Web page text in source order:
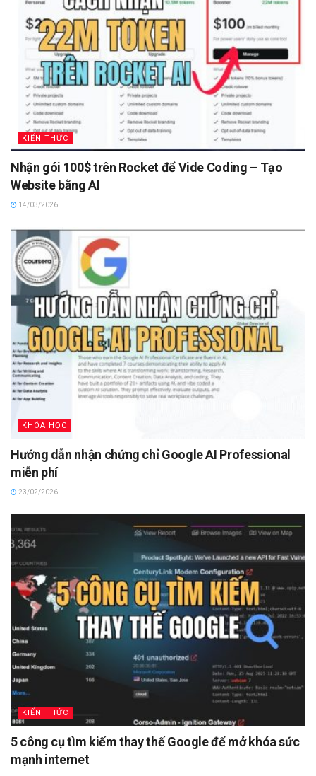
KIẾN THỨC
Nhận gói 100$ trên Rocket để Vide Coding – Tạo
Website bằng AI
14/03/2026
KHÓA HỌC
Hướng dẫn nhận chứng chỉ Google AI Professional
miễn phí
23/02/2026
KIẾN THỨC
5 công cụ tìm kiếm thay thế Google để mở khóa sức
mạnh internet